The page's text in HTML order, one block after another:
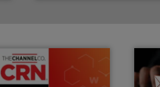
El phishing mediante códigos
consigue eludir las defensas de
explicamos por qué los